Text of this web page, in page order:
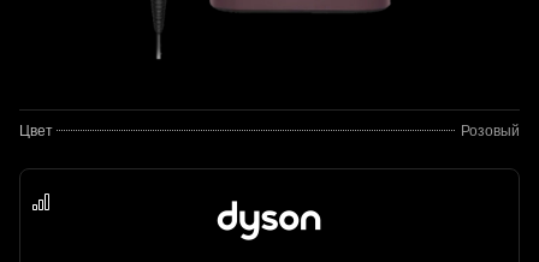
Цвет Розовый